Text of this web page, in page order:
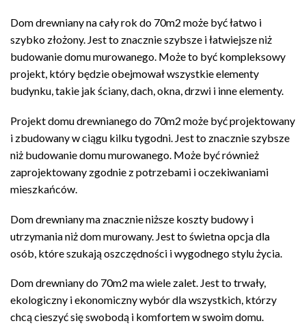
Dom drewniany na cały rok do 70m2 może być łatwo i
szybko złożony. Jest to znacznie szybsze i łatwiejsze niż
budowanie domu murowanego. Może to być kompleksowy
projekt, który będzie obejmował wszystkie elementy
budynku, takie jak ściany, dach, okna, drzwi i inne elementy.
Projekt domu drewnianego do 70m2 może być projektowany
i zbudowany w ciągu kilku tygodni. Jest to znacznie szybsze
niż budowanie domu murowanego. Może być również
zaprojektowany zgodnie z potrzebami i oczekiwaniami
mieszkańców.
Dom drewniany ma znacznie niższe koszty budowy i
utrzymania niż dom murowany. Jest to świetna opcja dla
osób, które szukają oszczędności i wygodnego stylu życia.
Dom drewniany do 70m2 ma wiele zalet. Jest to trwały,
ekologiczny i ekonomiczny wybór dla wszystkich, którzy
chcą cieszyć się swobodą i komfortem w swoim domu.